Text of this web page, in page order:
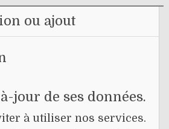
ou ajout
jour de ses données.
à utiliser nos services.